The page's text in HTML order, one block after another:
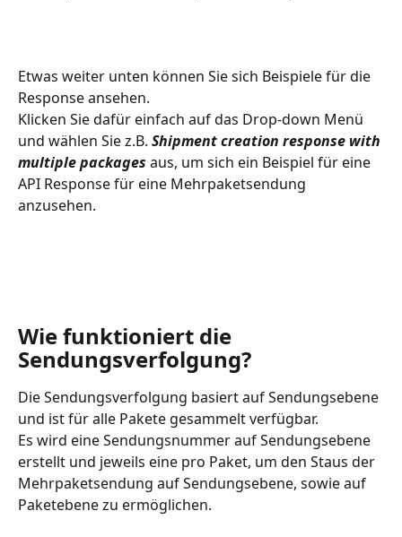
Etwas weiter unten können Sie sich Beispiele für die
Response ansehen.
Klicken Sie dafür einfach auf das Drop-down Menü
und wählen Sie z.B. Shipment creation response with
multiple packages aus, um sich ein Beispiel für eine
API Response für eine Mehrpaketsendung
anzusehen.
Wie funktioniert die
Sendungsverfolgung?
Die Sendungsverfolgung basiert auf Sendungsebene
und ist für alle Pakete gesammelt verfügbar.
Es wird eine Sendungsnummer auf Sendungsebene
erstellt und jeweils eine pro Paket, um den Staus der
Mehrpaketsendung auf Sendungsebene, sowie auf
Paketebene zu ermöglichen.